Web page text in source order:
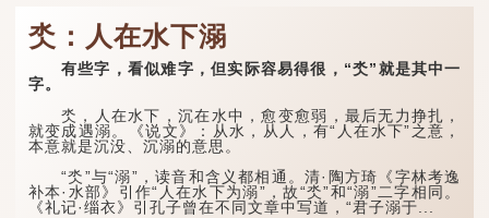
氼：人在水下溺
有些字，看似难字，但实际容易得很，“氼”就是其中一
字。
氼，人在水下，沉在水中，愈变愈弱，最后无力挣扎，
就变成遇溺。《说文》：从水，从人，有“人在水下”之意，
本意就是沉没、沉溺的意思。
“氼”与“溺”，读音和含义都相通。清·陶方琦《字林考逸
补本·水部》引作“人在水下为溺”，故“氼”和“溺”二字相同。
《礼记·缁衣》引孔子曾在不同文章中写道，“君子溺于...